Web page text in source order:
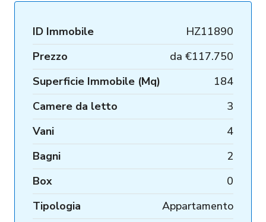
ID Immobile
HZ11890
Prezzo
da €117.750
Superficie Immobile (Mq)
184
Camere da letto
3
Vani
4
Bagni
2
Box
0
Tipologia
Appartamento